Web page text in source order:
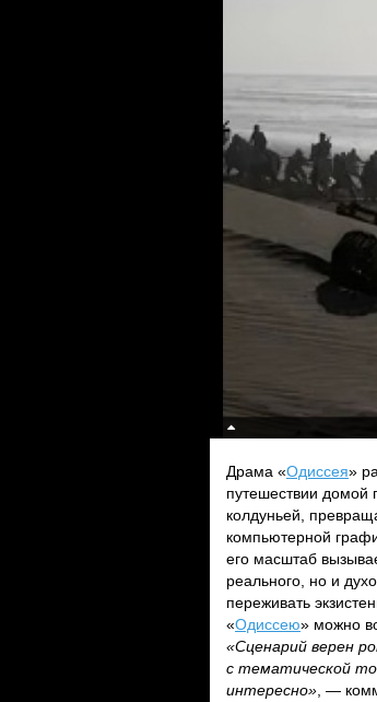
Драма «Одиссея»
путешествии домой
колдуньей,
компьютерной
его масштаб
реального, но и
переживать
«Одиссею» можно
«Сценарий верен
с тематической
интересно» , —